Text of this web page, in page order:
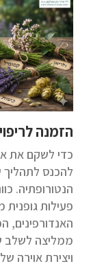
הזמנה
כדי לשקם את
להכנס לתהליך
הנטורופתיה.
פעילות
ממליצה לשלב
ויצירת אוירה